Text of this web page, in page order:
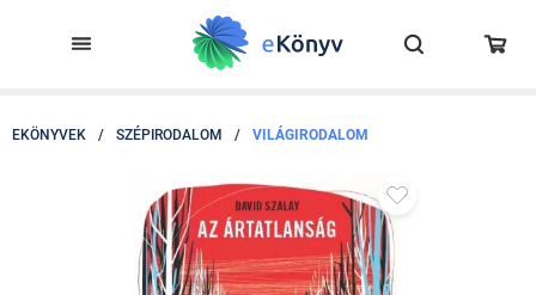
EKÖNYVEK / SZÉPIRODALOM / VILÁGIRODALOM